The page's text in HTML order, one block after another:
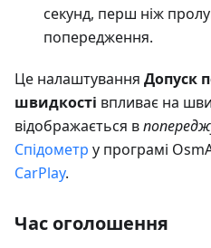
секунд, перш ніж
попередження.
Це налаштування Допуск
швидкості впливає на
відображається в
Спідометр у програмі
CarPlay.
Час оголошення